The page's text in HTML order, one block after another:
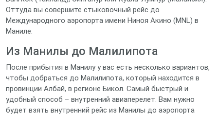
Оттуда вы совершите стыковочный рейс до
Международного аэропорта имени Ниноя Акино (MNL) в
Маниле.
Из Манилы до Малилипота
После прибытия в Манилу у вас есть несколько вариантов,
чтобы добраться до Малилипота, который находится в
провинции Албай, в регионе Бикол. Самый быстрый и
удобный способ – внутренний авиаперелет. Вам нужно
будет взять внутренний рейс из Манилы до аэропорта